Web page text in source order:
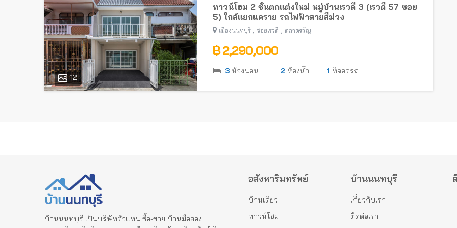
12
ทาวน์โฮม 2 ชั้นตกแต่งใหม่ หมู่บ้านเรวดี 3 (เรวดี 57 ซอย
5) ใกล้แยกแคราย รถไฟฟ้าสายสีม่วง
เมืองนนทบุรี , ซอยเรวดี , ตลาดขวัญ
฿ 2,290,000
3 ห้องนอน 2 ห้องน้ำ 1 ที่จอดรถ
บ้านนนทบุรี เป็นบริษัทตัวแทน ซื้อ-ขาย บ้านมือสอง
อสังหาริมทรัพย์
บ้านเดี่ยว
ทาวน์โฮม
บ้านนนทบุรี
เกี่ยวกับเรา
ติดต่อเรา